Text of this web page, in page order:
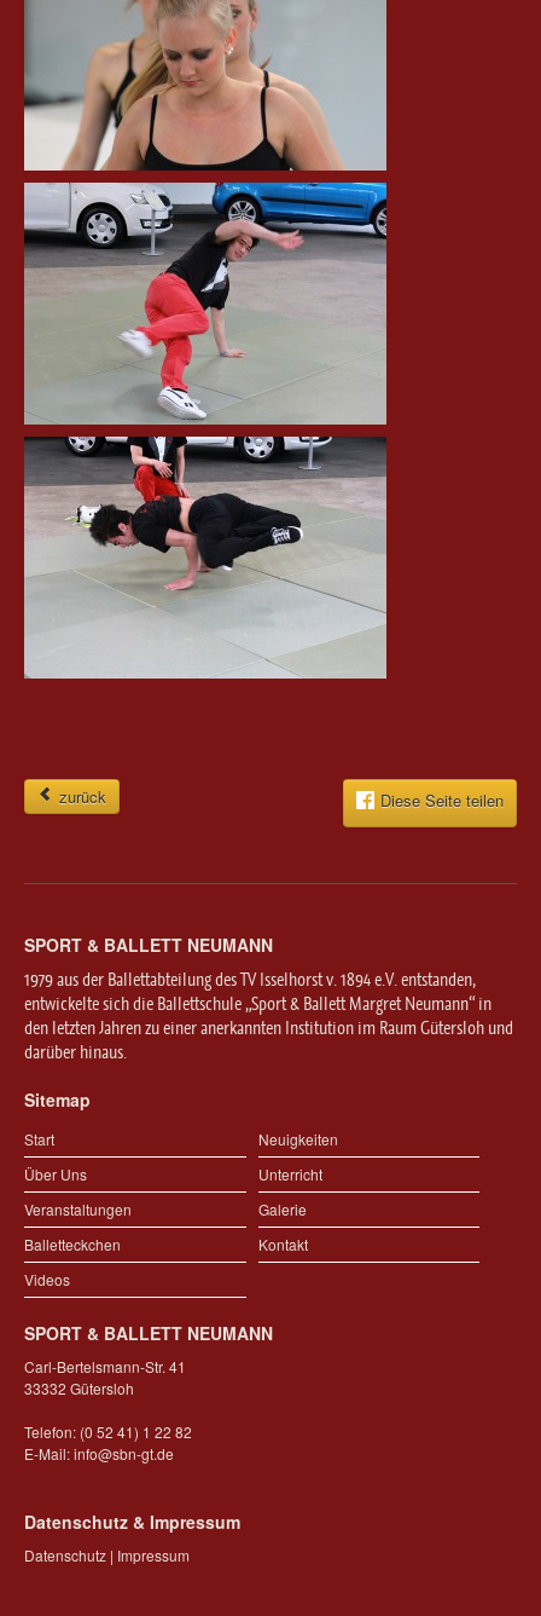
zurück Diese Seite teilen
SPORT & BALLETT NEUMANN
1979 aus der Ballettabteilung des TV Isselhorst v. 1894 e.V. entstanden,
entwickelte sich die Ballettschule „Sport & Ballett Margret Neumann“ in
den letzten Jahren zu einer anerkannten Institution im Raum Gütersloh und
darüber hinaus.
Sitemap
Start
Neuigkeiten
Über Uns
Unterricht
Veranstaltungen
Galerie
Balletteckchen
Kontakt
Videos
SPORT & BALLETT NEUMANN
Carl-Bertelsmann-Str. 41
33332 Gütersloh
Telefon: (0 52 41) 1 22 82
E-Mail:info@sbn-gt.de
Datenschutz & Impressum
Datenschutz | Impressum